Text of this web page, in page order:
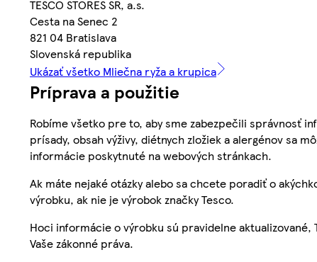
TESCO STORES SR, a.s.
Cesta na Senec 2
821 04 Bratislava
Slovenská republika
Ukázať všetko Mliečna ryža a krupica
Príprava a použitie
Robíme všetko pre to, aby sme zabezpečili správnosť
prísady, obsah výživy, diétnych zložiek a alergénov sa
informácie poskytnuté na webových stránkach.
Ak máte nejaké otázky alebo sa chcete poradiť o
výrobku, ak nie je výrobok značky Tesco.
Hoci informácie o výrobku sú pravidelne
Vaše zákonné práva.